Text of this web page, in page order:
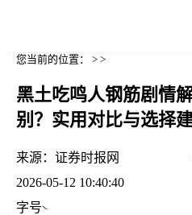
您当前的位置： > >
黑土吃鸣人钢筋剧情
别？实用对比与选择
来源： 证券时报网
2026-05-12 10:40:40
字号